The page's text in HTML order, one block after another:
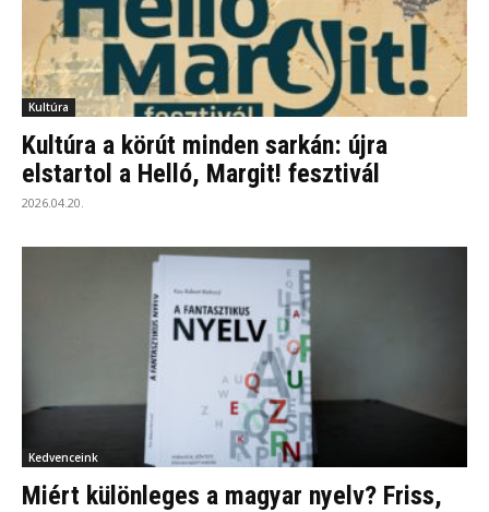
Kultúra
Kultúra a körút minden sarkán: újra
elstartol a Helló, Margit! fesztivál
2026.04.20.
Kedvenceink
Miért különleges a magyar nyelv? Friss,